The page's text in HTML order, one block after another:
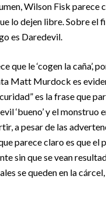
Wilson Fisk parece
lo dejen libre. Sobre el
es Daredevil.
que le ‘cogen la caña’,
Matt Murdock es
es la frase que
‘bueno’ y el monstruo
a pesar de las
parece claro es que el
sin que se vean
se queden en la